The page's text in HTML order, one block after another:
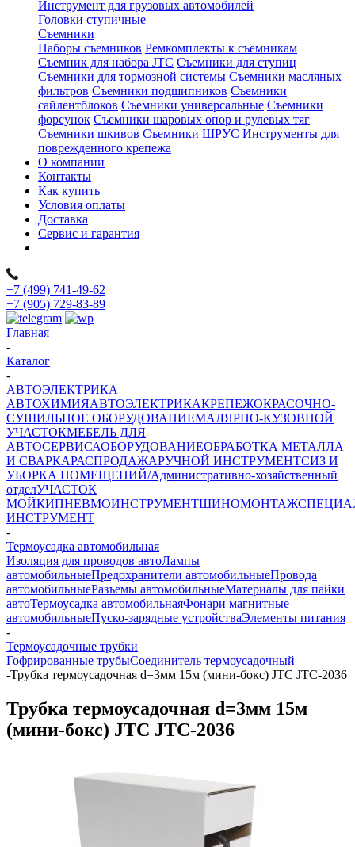
Инструмент для грузовых автомобилей
Головки ступичные
Съемники
Наборы съемников Ремкомплекты к съемникам
Съемник для набора JTC Съемники для ступиц
Съемники для тормозной системы Съемники масляных
фильтров Съемники подшипников Съемники
сайлентблоков Съемники универсальные Съемники
форсунок Съемники шаровых опор и рулевых тяг
Съемники шкивов Съемники ШРУС Инструменты для
поврежденного крепежа
О компании
Контакты
Как купить
Условия оплаты
Доставка
Сервис и гарантия
+7 (499) 741-49-62
+7 (905) 729-83-89
Главная
-
Каталог
-
АВТОЭЛЕКТРИКА
АВТОХИМИЯАВТОЭЛЕКТРИКАКРЕПЕЖОКРАСОЧНО-
СУШИЛЬНОЕ ОБОРУДОВАНИЕМАЛЯРНО-КУЗОВНОЙ
УЧАСТОКМЕБЕЛЬ ДЛЯ
АВТОСЕРВИСАОБОРУДОВАНИЕОБРАБОТКА МЕТАЛЛА
И СВАРКАРАСПРОДАЖАРУЧНОЙ ИНСТРУМЕНТСИЗ И
УБОРКА ПОМЕЩЕНИЙ/Административно-хозяйственный
отделУЧАСТОК
МОЙКИПНЕВМОИНСТРУМЕНТШИНОМОНТАЖ
ИНСТРУМЕНТ
-
Термоусадка автомобильная
Изоляция для проводов автоЛампы
автомобильныеПредохранители автомобильныеПровода
автомобильныеРазъемы автомобильныеМатериалы для пайки
автоТермоусадка автомобильнаяФонари магнитные
автомобильныеПуско-зарядные устройстваЭлементы питания
-
Термоусадочные трубки
Гофрированные трубыСоединитель термоусадочный
-Трубка термоусадочная d=3мм 15м (мини-бокс) JTC JTC-2036
Трубка термоусадочная d=3мм 15м
(мини-бокс) JTC JTC-2036